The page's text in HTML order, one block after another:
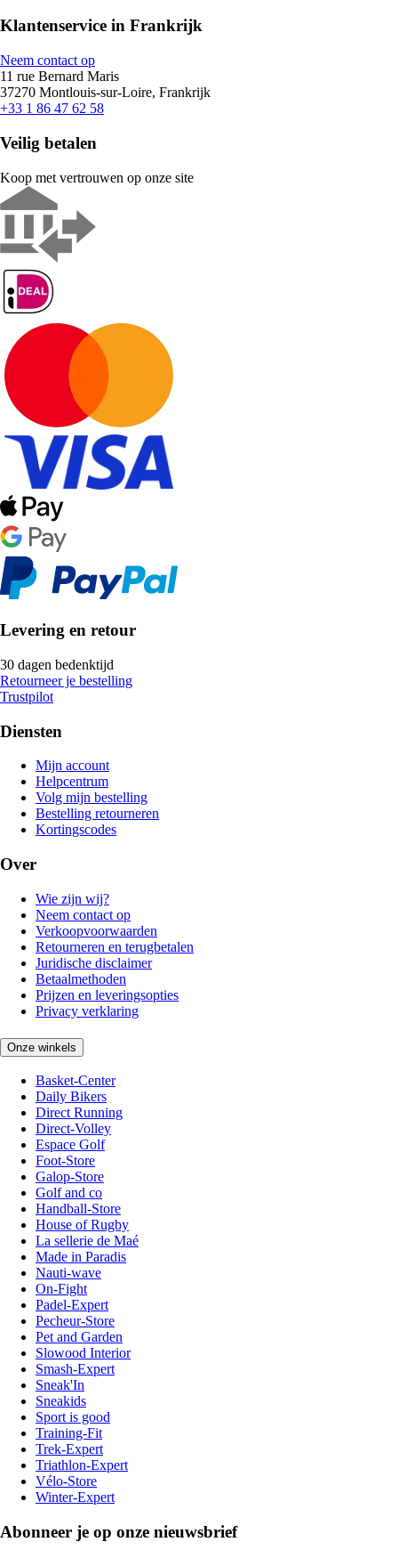
Klantenservice in Frankrijk
Neem contact op
11 rue Bernard Maris
37270 Montlouis-sur-Loire, Frankrijk
+33 1 86 47 62 58
Veilig betalen
Koop met vertrouwen op onze site
Levering en retour
30 dagen bedenktijd
Retourneer je bestelling
Trustpilot
Diensten
Mijn account
Helpcentrum
Volg mijn bestelling
Bestelling retourneren
Kortingscodes
Over
Wie zijn wij?
Neem contact op
Verkoopvoorwaarden
Retourneren en terugbetalen
Juridische disclaimer
Betaalmethoden
Prijzen en leveringsopties
Privacy verklaring
Onze winkels
Basket-Center
Daily Bikers
Direct Running
Direct-Volley
Espace Golf
Foot-Store
Galop-Store
Golf and co
Handball-Store
House of Rugby
La sellerie de Maé
Made in Paradis
Nauti-wave
On-Fight
Padel-Expert
Pecheur-Store
Pet and Garden
Slowood Interior
Smash-Expert
Sneak'In
Sneakids
Sport is good
Training-Fit
Trek-Expert
Triathlon-Expert
Vélo-Store
Winter-Expert
Abonneer je op onze nieuwsbrief